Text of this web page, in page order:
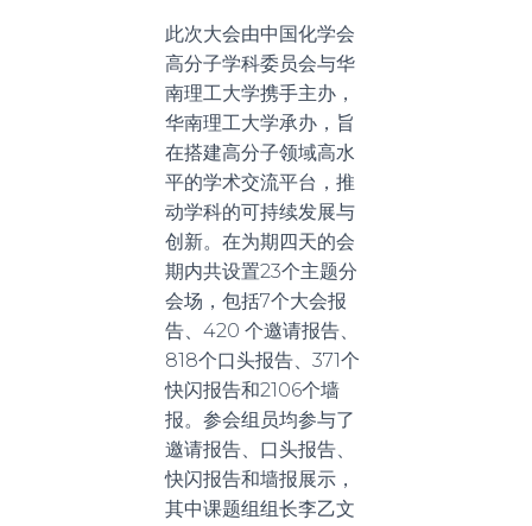
此次大会由中国化学会
高分子学科委员会与华
南理工大学携手主办，
华南理工大学承办，旨
在搭建高分子领域高水
平的学术交流平台，推
动学科的可持续发展与
创新。在为期四天的会
期内共设置23个主题分
会场，包括7个大会报
告、420 个邀请报告、
818个口头报告、371个
快闪报告和2106个墙
报。参会组员均参与了
邀请报告、口头报告、
快闪报告和墙报展示，
其中课题组组长李乙文